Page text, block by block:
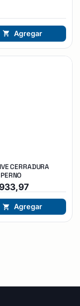
Agregar
CERRADURA
Agregar